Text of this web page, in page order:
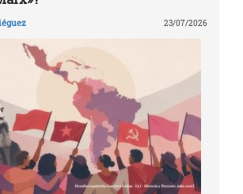
23/07/2026